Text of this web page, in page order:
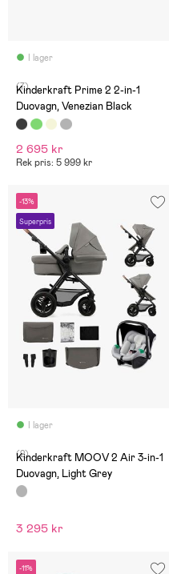
I lager
(7)
Kinderkraft Prime 2 2-in-1
Duovagn, Venezian Black
2 695 kr
Rek pris: 5 999 kr
-13%
Superpris
I lager
(2)
Kinderkraft MOOV 2 Air 3-in-1
Duovagn, Light Grey
3 295 kr
-11%